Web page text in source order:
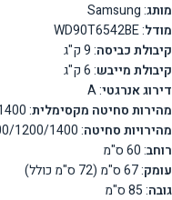
מותג: Samsung
מודל: WD90T6542BE
קיבולת כביסה: 9 ק"ג
קיבולת מייבש: 6 ק"ג
דירוג אנרגטי: A
מהירות סחיטה מקסימלית: 1400 סל"ד (סחיטה יעילה לייבוש מהיר יותר)
מהירויות סחיטה: 0/400/800/1200/1400
רוחב: 60 ס"מ
עומק: 67 ס"מ (72 ס"מ כולל)
גובה: 85 ס"מ